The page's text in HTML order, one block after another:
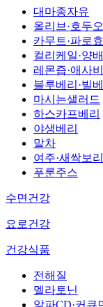
대마종자유
올리브·호두
카무트·파로
컬리케일·양
레몬즙·애사비
블루베리·빌
마시는샐러드
하스카프베리
야생베리
말차
여주·새싹보리
푸룬주스
수면건강
요로건강
건강식품
전해질
멜라토닌
알파CD·커큐민